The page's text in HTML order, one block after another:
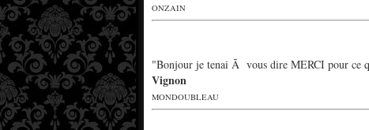
ONZAIN
"Bonjour je tenai Ã vous dire MERCI pour ce
Vignon
MONDOUBLEAU